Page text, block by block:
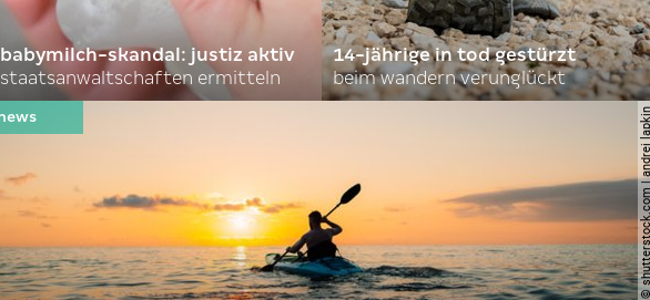
babymilch-skandal: justiz aktiv
staatsanwaltschaften ermitteln
14-jährige in tod gestürzt
beim wandern verunglückt
©